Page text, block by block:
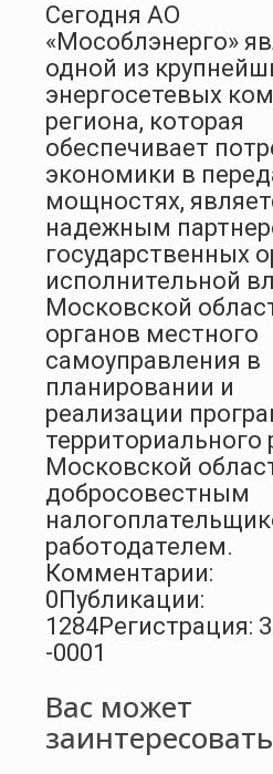
Сегодня АО
«Мособлэнерго»
одной из
энергосетевых
региона, которая
обеспечивает
экономики в
мощностях,
надежным
государственных
исполнительной
Московской
органов местного
самоуправления в
планировании и
реализации
территориального
Московской
добросовестным
работодателем.
Комментарии:
0 Публикации:
1284Регистрация:
-0001
Вас может